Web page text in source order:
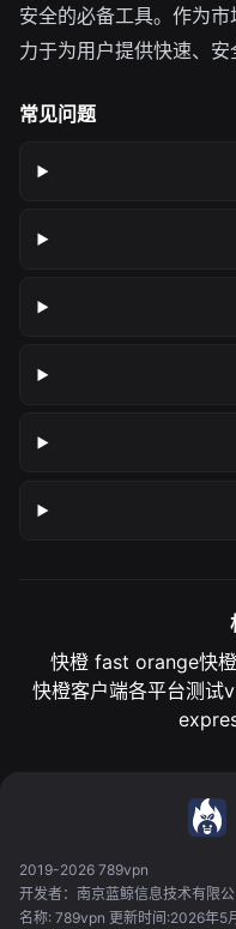
安全的必备工具。作为
力于为用户提供快速、安
常见问题
快橙 fast orange快
快橙客户端各平台测试
2019-2026 789vpn
开发者：南京蓝鲸信息技术有限公
名称: 789vpn 更新时间:2026年5